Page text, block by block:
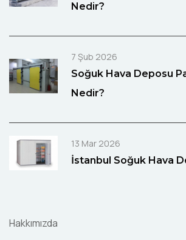
Nedir?
7 Şub 2026
Soğuk Hava Deposu
Nedir?
13 Mar 2026
İstanbul Soğuk Hava
Hakkımızda